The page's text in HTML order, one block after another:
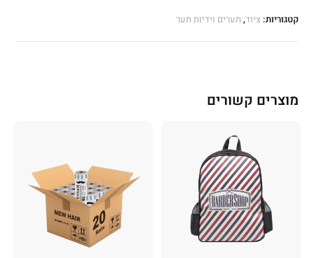
קטגוריות:ציוד, תערים וידיות תער
מוצרים קשורים